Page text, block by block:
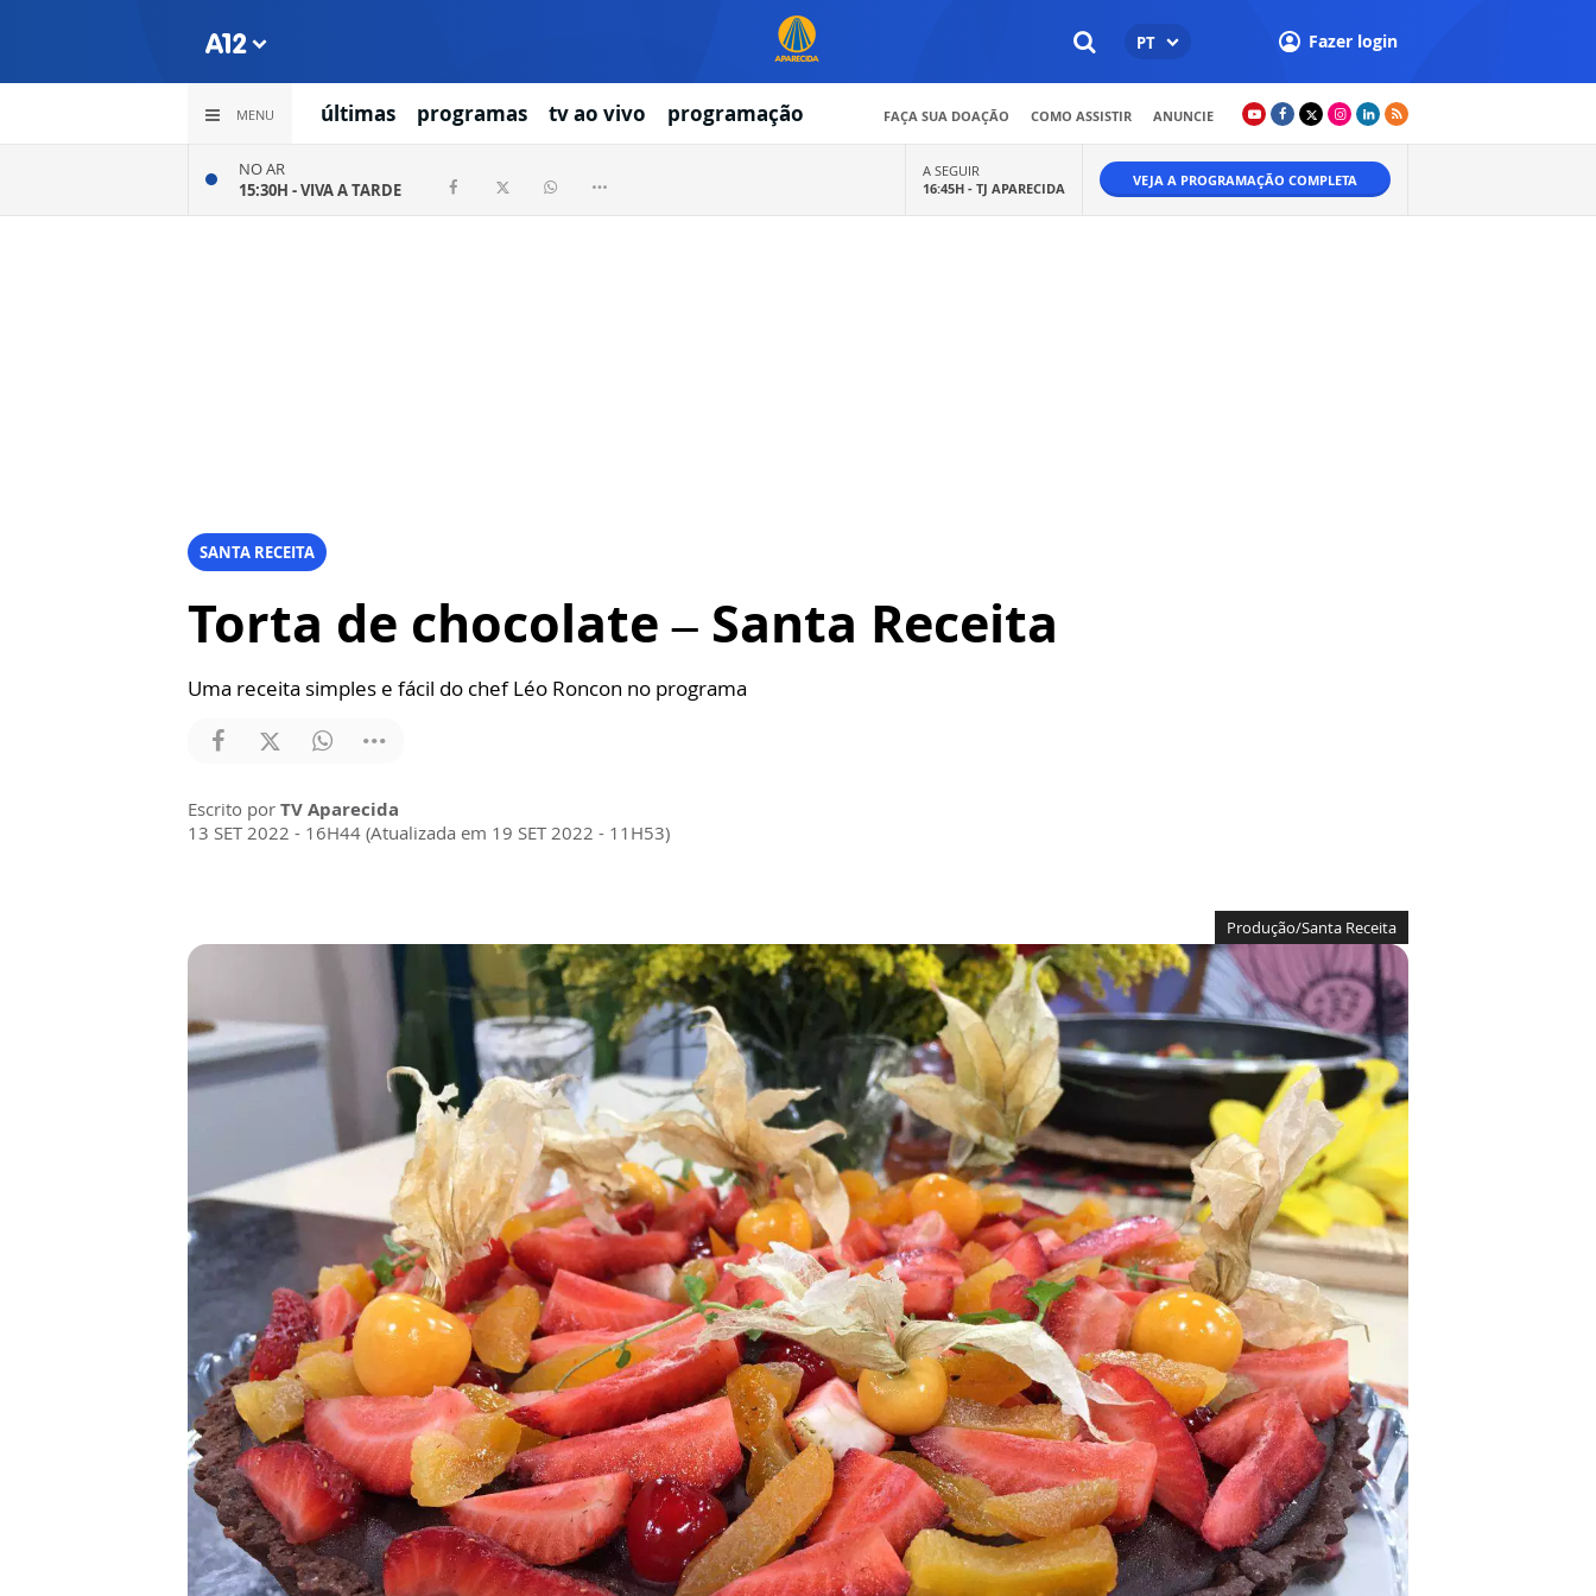
PT Fazer login
MENU últimas programas tv ao vivo programação FAÇA SUA DOAÇÃO COMO ASSISTIR ANUNCIE
NO AR
15:30H -VIVA A TARDE
A SEGUIR
16:45H - TJ APARECIDA VEJA A PROGRAMAÇÃO COMPLETA
SANTA RECEITA
Torta de chocolate – Santa Receita
Uma receita simples e fácil do chef Léo Roncon no programa
Escrito por TV Aparecida
13 SET 2022 - 16H44 (Atualizada em 19 SET 2022 - 11H53)
Produção/Santa Receita